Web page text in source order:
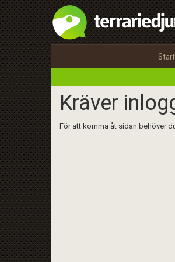
Start
Kräver
För att komma åt sidan behöver